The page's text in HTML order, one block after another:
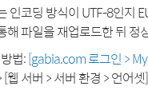
인코딩 방식이 UTF-8인지
해 파일을 재업로드한 뒤
법:[gabia.com 로그인 >
웹 서버 > 서버 환경 > 언어